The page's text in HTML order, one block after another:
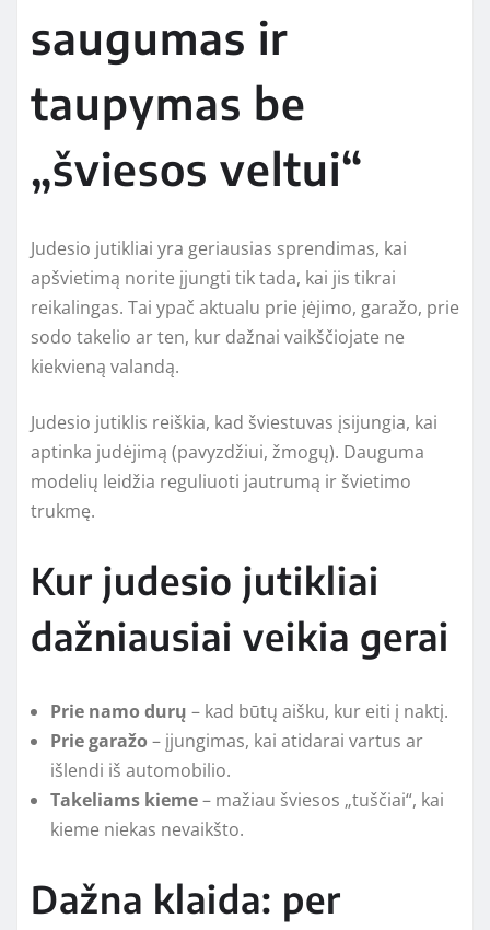
saugumas ir
taupymas be
„šviesos veltui“
Judesio jutikliai yra geriausias sprendimas, kai
apšvietimą norite įjungti tik tada, kai jis tikrai
reikalingas. Tai ypač aktualu prie įėjimo, garažo, prie
sodo takelio ar ten, kur dažnai vaikščiojate ne
kiekvieną valandą.
Judesio jutiklis reiškia, kad šviestuvas įsijungia, kai
aptinka judėjimą (pavyzdžiui, žmogų). Dauguma
modelių leidžia reguliuoti jautrumą ir švietimo
trukmę.
Kur judesio jutikliai
dažniausiai veikia gerai
Prie namo durų – kad būtų aišku, kur eiti į naktį.
Prie garažo – įjungimas, kai atidarai vartus ar
išlendi iš automobilio.
Takeliams kieme– mažiau šviesos „tuščiai“, kai
kieme niekas nevaikšto.
Dažna klaida: per